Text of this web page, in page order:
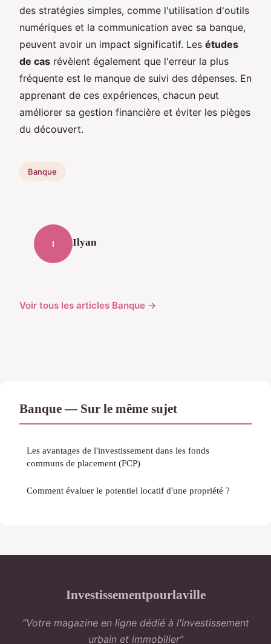
des stratégies simples, comme l'utilisation d'outils
numériques et la communication avec sa banque,
peuvent avoir un impact significatif. Les études
de cas révèlent également que l'erreur la plus
fréquente est le manque de suivi des dépenses. En
apprenant de ces expériences, chacun peut
améliorer sa gestion financière et éviter les pièges
du découvert.
Banque
I Ilyan
Voir tous les articles Banque →
Banque — Sur le même sujet
Les avantages de l'investissement dans les fonds
communs de placement (FCP)
Comment évaluer le potentiel locatif d'une propriété ?
Investissementpourlaville
“Votre magazine en ligne dédié à l'investissement
urbain et immobilier”